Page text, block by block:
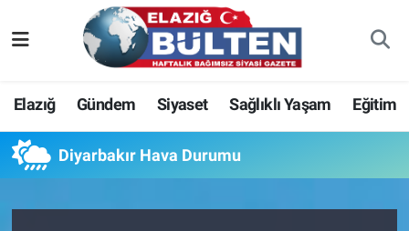
Elazığ Gündem Siyaset Sağlıklı Yaşam Eğitim
Diyarbakır Hava Durumu
Asayiş
Bilim-Teknoloji
Eğitim
Ekonomi
Nöbetçi Eczaneler
Hava Durumu
Namaz Vakitleri
Trafik Durumu